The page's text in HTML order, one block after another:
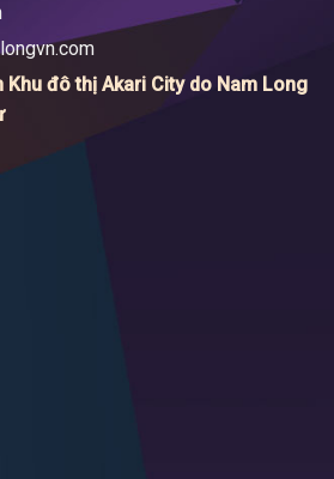
đô thị Akari City do Nam Long